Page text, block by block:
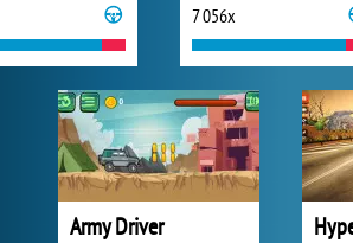
7 056x
Army Driver